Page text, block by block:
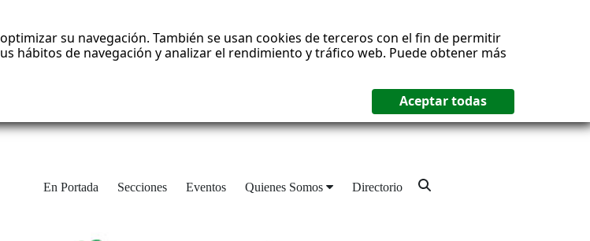
su navegación. También se usan cookies de terceros con el fin de permitir
hábitos de navegación y analizar el rendimiento y tráfico web. Puede obtener más
En Portada Secciones Eventos Quienes Somos Directorio